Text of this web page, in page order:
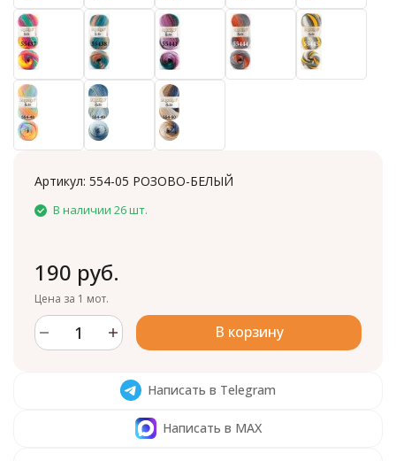
Артикул: 554-05 РОЗОВО-БЕЛЫЙ
В наличии 26 шт.
190 руб.
Цена за 1 мот.
В корзину
Написать в Telegram
Написать в MAX